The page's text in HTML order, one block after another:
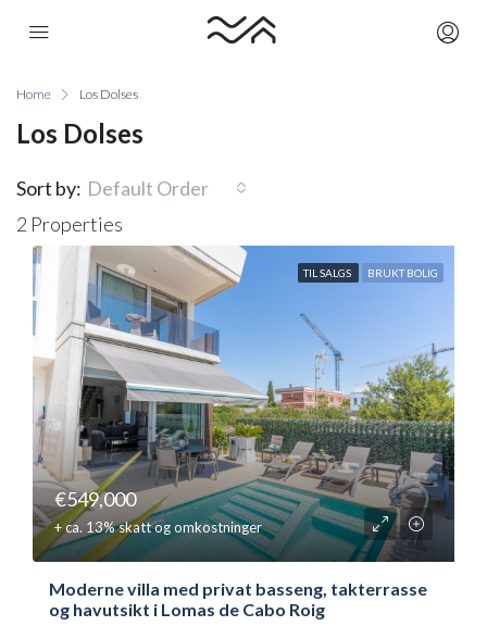
Home Los Dolses
Los Dolses
2 Properties
Sort by: Default Order
TIL SALGS BRUKT BOLIG
€549,000
+ ca. 13% skatt og omkostninger
Moderne villa med privat basseng, takterrasse
og havutsikt i Lomas de Cabo Roig